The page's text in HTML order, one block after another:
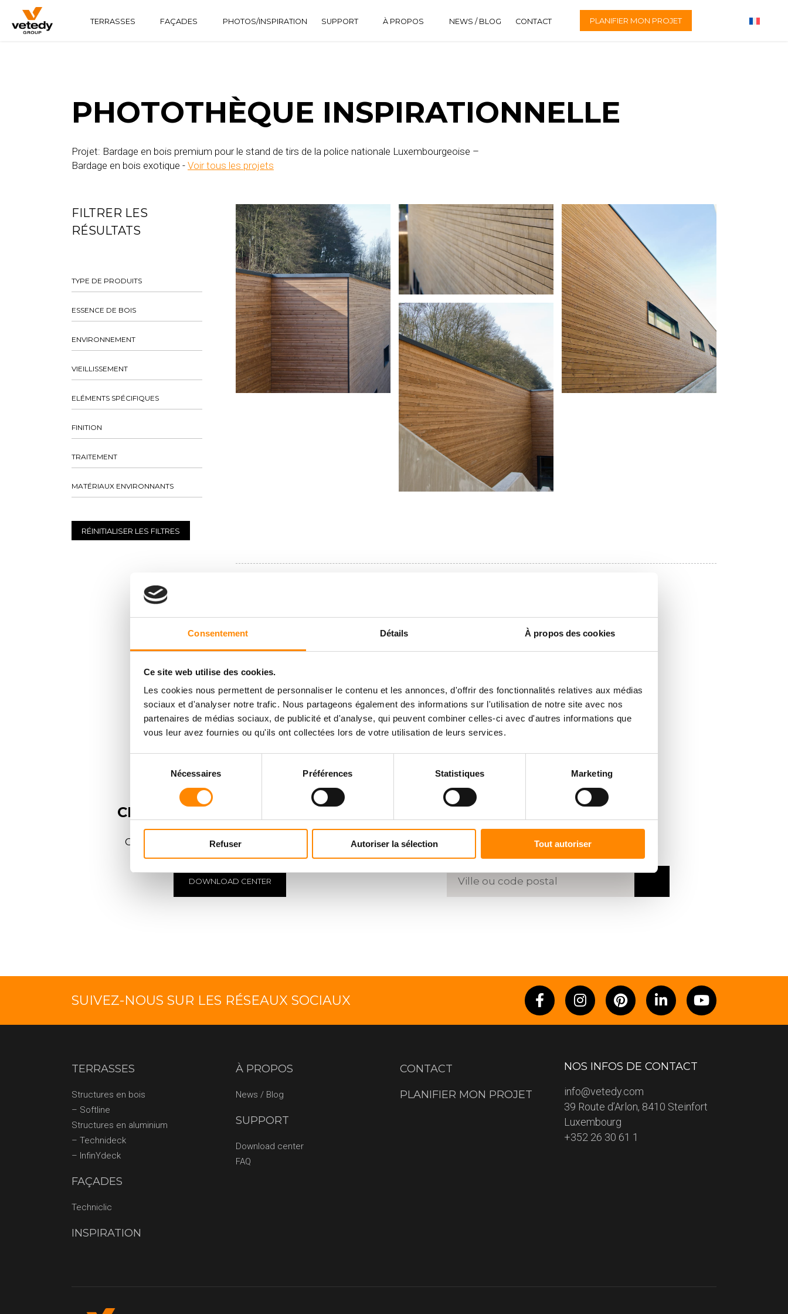
Consentement Détails À propos des cookies
Ce site web utilise des cookies.
Les cookies nous permettent de personnaliser le contenu et les annonces, d'offrir des fonctionnalités relatives aux médias
sociaux et d'analyser notre trafic. Nous partageons également des informations sur l'utilisation de notre site avec nos
partenaires de médias sociaux, de publicité et d'analyse, qui peuvent combiner celles-ci avec d'autres informations que
vous leur avez fournies ou qu'ils ont collectées lors de votre utilisation de leurs services.
consentement
Nécessaires Préférences Statistiques Marketing
Refuser Autoriser la sélection Tout autoriser
TERRASSES
FAÇADES
PHOTOS/INSPIRATION
SUPPORT
À PROPOS
NEWS / BLOG CONTACT PLANIFIER MON PROJET
PHOTOTHÈQUE INSPIRATIONNELLE
Projet: Bardage en bois premium pour le stand de tirs de la police nationale Luxembourgeoise –
Bardage en bois exotique - Voir tous les projets
FILTRER LES
RÉSULTATS
TYPE DE PRODUITS
ESSENCE DE BOIS
ENVIRONNEMENT
VIEILLISSEMENT
ELÉMENTS SPÉCIFIQUES
FINITION
TRAITEMENT
MATÉRIAUX ENVIRONNANTS
RÉINITIALISER LES FILTRES
CENTRE DE TÉLÉCHARGMENT
Consulter et télécharger des documents
DOWNLOAD CENTER
TROUVER UN REVENDEUR
Entrez un code postal ou une ville
SUIVEZ-NOUS SUR LES RÉSEAUX SOCIAUX
TERRASSES
Structures en bois
– Softline
Structures en aluminium
– Technideck
– InfinYdeck
FAÇADES
Techniclic
INSPIRATION
À PROPOS
News / Blog
SUPPORT
Download center
FAQ
CONTACT
PLANIFIER MON PROJET
NOS INFOS DE CONTACT
info@vetedy.com
39 Route d’Arlon, 8410 Steinfort
Luxembourg
+352 26 30 61 1